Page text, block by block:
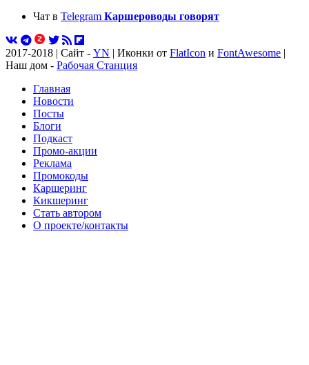
Чат в Telegram Каршероводы говорят
2017-2018 | Сайт - YN | Иконки от FlatIcon и FontAwesome |
Наш дом - Рабочая Станция
Главная
Новости
Посты
Блоги
Подкаст
Промо-акции
Реклама
Промокоды
Каршеринг
Кикшеринг
Стать автором
О проекте/контакты